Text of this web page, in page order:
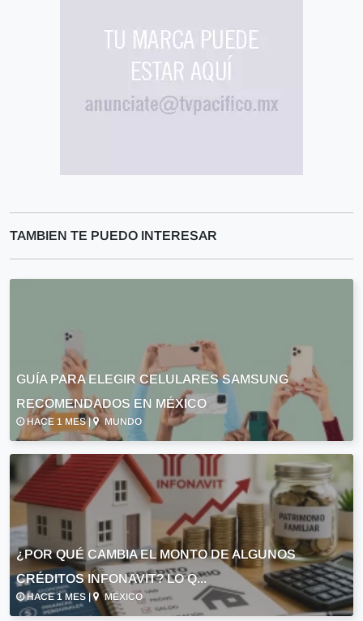
TAMBIEN TE PUEDO INTERESAR
GUÍA PARA ELEGIR CELULARES SAMSUNG
RECOMENDADOS EN MÉXICO
HACE 1 MES | MUNDO
¿POR QUÉ CAMBIA EL MONTO DE ALGUNOS
CRÉDITOS INFONAVIT? LO Q...
HACE 1 MES | MÉXICO